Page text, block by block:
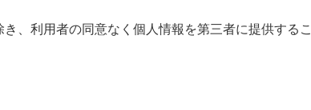
、利用者の同意なく個人情報を第三者に提供する